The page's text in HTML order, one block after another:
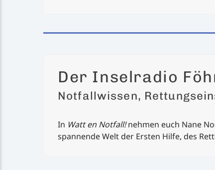
Der Inselradio
Notfallwissen,
In Watt en Notfall!nehmen euch Nane
spannende Welt der Ersten Hilfe, des